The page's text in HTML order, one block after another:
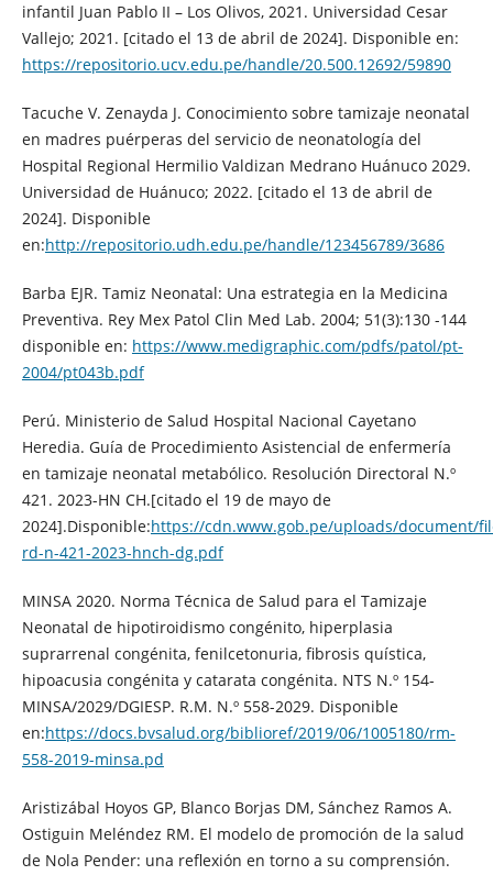
infantil Juan Pablo II – Los Olivos, 2021. Universidad Cesar
Vallejo; 2021. [citado el 13 de abril de 2024]. Disponible en:
https://repositorio.ucv.edu.pe/handle/20.500.12692/59890
Tacuche V. Zenayda J. Conocimiento sobre tamizaje neonatal
en madres puérperas del servicio de neonatología del
Hospital Regional Hermilio Valdizan Medrano Huánuco 2029.
Universidad de Huánuco; 2022. [citado el 13 de abril de
2024]. Disponible
en:http://repositorio.udh.edu.pe/handle/123456789/3686
Barba EJR. Tamiz Neonatal: Una estrategia en la Medicina
Preventiva. Rey Mex Patol Clin Med Lab. 2004; 51(3):130 -144
disponible en: https://www.medigraphic.com/pdfs/patol/pt-
2004/pt043b.pdf
Perú. Ministerio de Salud Hospital Nacional Cayetano
Heredia. Guía de Procedimiento Asistencial de enfermería
en tamizaje neonatal metabólico. Resolución Directoral N.º
421. 2023-HN CH.[citado el 19 de mayo de
2024].Disponible:https://cdn.www.gob.pe/uploads/document/
rd-n-421-2023-hnch-dg.pdf
MINSA 2020. Norma Técnica de Salud para el Tamizaje
Neonatal de hipotiroidismo congénito, hiperplasia
suprarrenal congénita, fenilcetonuria, fibrosis quística,
hipoacusia congénita y catarata congénita. NTS N.º 154-
MINSA/2029/DGIESP. R.M. N.º 558-2029. Disponible
en:https://docs.bvsalud.org/biblioref/2019/06/1005180/rm-
558-2019-minsa.pd
Aristizábal Hoyos GP, Blanco Borjas DM, Sánchez Ramos A.
Ostiguin Meléndez RM. El modelo de promoción de la salud
de Nola Pender: una reflexión en torno a su comprensión.